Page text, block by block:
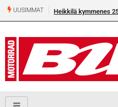
UUSIMMAT Heikkilä kymmenes